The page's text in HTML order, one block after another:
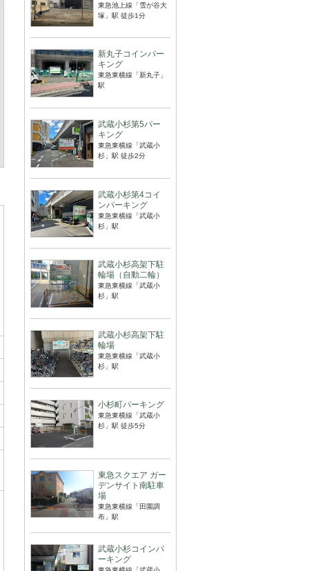
東急池上線「雪が谷大
塚」駅 徒歩1分
新丸子コインパー
キング
東急東横線「新丸子」
駅
武蔵小杉第5パー
キング
東急東横線「武蔵小
杉」駅 徒歩2分
武蔵小杉第4コイ
ンパーキング
東急東横線「武蔵小
杉」駅
武蔵小杉高架下駐
輪場（自動二輪）
東急東横線「武蔵小
杉」駅
武蔵小杉高架下駐
輪場
東急東横線「武蔵小
杉」駅
小杉町パーキング
東急東横線「武蔵小
杉」駅 徒歩5分
東急スクエア ガー
デンサイト南駐車
場
東急東横線「田園調
布」駅
武蔵小杉コインパ
ーキング